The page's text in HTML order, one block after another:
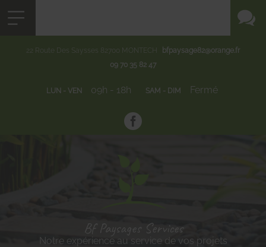
22 Route Des Saysses 82700 MONTECH
bfpaysage82@orange.fr
09 70 35 82 47
LUN - VEN 09h - 18h SAM - DIM Fermé
Bf Paysages Services
Notre expérience au service de vos projets